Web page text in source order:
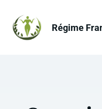
contenu
Régime